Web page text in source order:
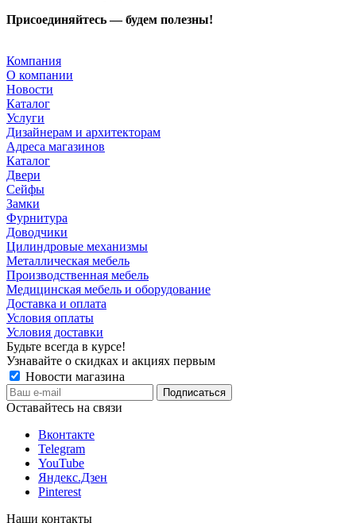
Присоединяйтесь — будем полезны!
Компания
О компании
Новости
Каталог
Услуги
Дизайнерам и архитекторам
Адреса магазинов
Каталог
Двери
Сейфы
Замки
Фурнитура
Доводчики
Цилиндровые механизмы
Металлическая мебель
Производственная мебель
Медицинская мебель и оборудование
Доставка и оплата
Условия оплаты
Условия доставки
Будьте всегда в курсе!
Узнавайте о скидках и акциях первым
Новости магазина
Оставайтесь на связи
Вконтакте
Telegram
YouTube
Яндекс.Дзен
Pinterest
Наши контакты